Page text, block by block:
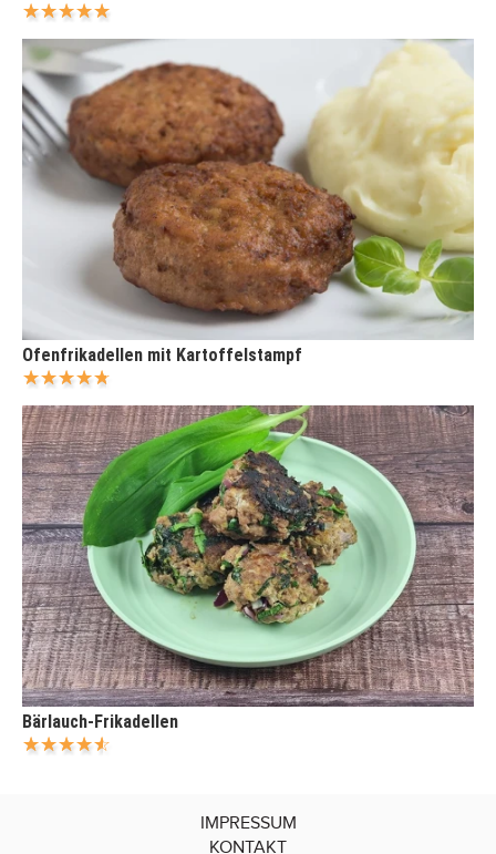
Ofenfrikadellen mit Kartoffelstampf
Bärlauch-Frikadellen
IMPRESSUM
KONTAKT